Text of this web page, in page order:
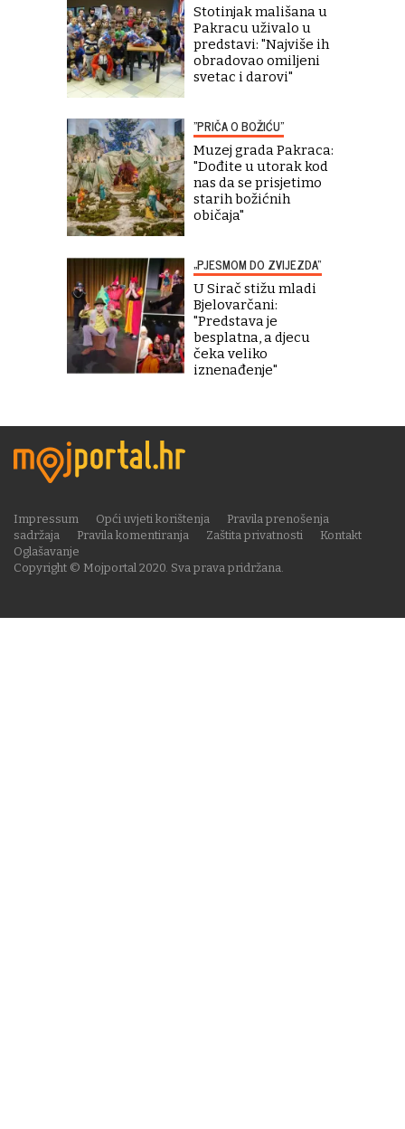
Stotinjak mališana u
Pakracu uživalo u
predstavi: "Najviše ih
obradovao omiljeni
svetac i darovi"
"PRIČA O BOŽIĆU"
Muzej grada Pakraca:
"Dođite u utorak kod
nas da se prisjetimo
starih božićnih
običaja"
„PJESMOM DO ZVIJEZDA“
U Sirač stižu mladi
Bjelovarčani:
"Predstava je
besplatna, a djecu
čeka veliko
iznenađenje"
Copyright © Mojportal 2020. Sva prava pridržana.
Impressum Opći uvjeti korištenja
Pravila prenošenja
sadržaja
Pravila komentiranja Zaštita privatnosti
Kontakt
Oglašavanje